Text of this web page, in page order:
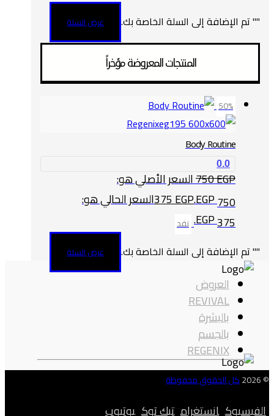
"" تم الإضافة إلى السلة الخاصة بك. عرض السلة
المنتجات المعروضة مؤخراً
50%
Body Routine
0.0
750EGP
السعر الأصلي هو:
750 EGP.
375EGP
السعر الحالي هو:
375 EGP.
نفد
"" تم الإضافة إلى السلة الخاصة بك. عرض السلة
العروض
REVIVAL
بالبشرة
بالجسم
REGENIX
© 2026 كل الحقوق محفوظة
الفيسبوك انستغرام تيك توك يوتيوب